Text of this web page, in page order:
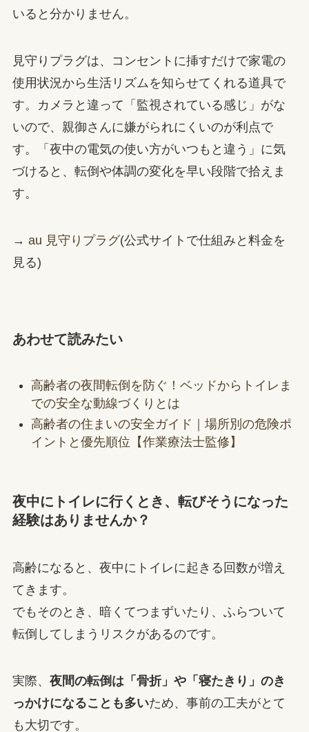
いると分かりません。
見守りプラグは、コンセントに挿すだけで家電の
使用状況から生活リズムを知らせてくれる道具で
す。カメラと違って「監視されている感じ」がな
いので、親御さんに嫌がられにくいのが利点で
す。「夜中の電気の使い方がいつもと違う」に気
づけると、転倒や体調の変化を早い段階で拾えま
す。
→ au 見守りプラグ(公式サイトで仕組みと料金を
見る)
あわせて読みたい
高齢者の夜間転倒を防ぐ！ベッドからトイレま
での安全な動線づくりとは
高齢者の住まいの安全ガイド｜場所別の危険ポ
イントと優先順位【作業療法士監修】
夜中にトイレに行くとき、転びそうになった
経験はありませんか？
高齢になると、夜中にトイレに起きる回数が増え
てきます。
でもそのとき、暗くてつまずいたり、ふらついて
転倒してしまうリスクがあるのです。
実際、 夜間の転倒は「骨折」や「寝たきり」のき
っかけになることも多いため、事前の工夫がとて
も大切です。